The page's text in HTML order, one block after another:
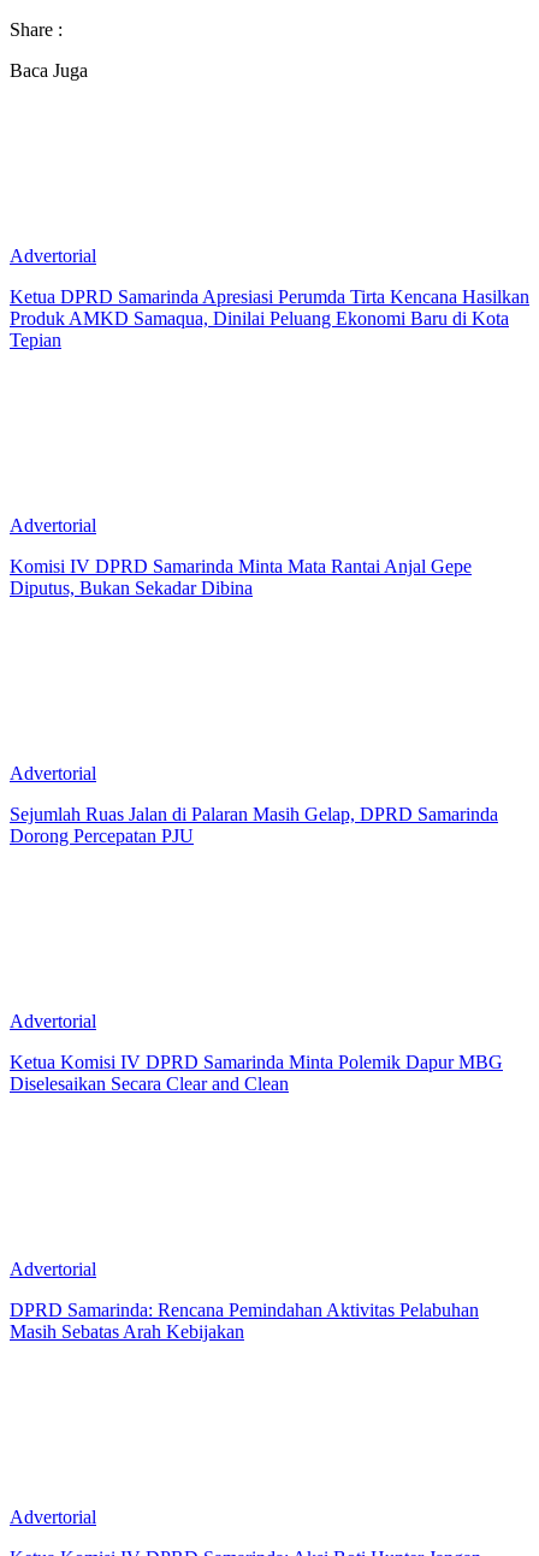
Share :
Baca Juga
Advertorial
Ketua DPRD Samarinda Apresiasi Perumda Tirta Kencana Hasilkan
Produk AMKD Samaqua, Dinilai Peluang Ekonomi Baru di Kota
Tepian
Advertorial
Komisi IV DPRD Samarinda Minta Mata Rantai Anjal Gepe
Diputus, Bukan Sekadar Dibina
Advertorial
Sejumlah Ruas Jalan di Palaran Masih Gelap, DPRD Samarinda
Dorong Percepatan PJU
Advertorial
Ketua Komisi IV DPRD Samarinda Minta Polemik Dapur MBG
Diselesaikan Secara Clear and Clean
Advertorial
DPRD Samarinda: Rencana Pemindahan Aktivitas Pelabuhan
Masih Sebatas Arah Kebijakan
Advertorial